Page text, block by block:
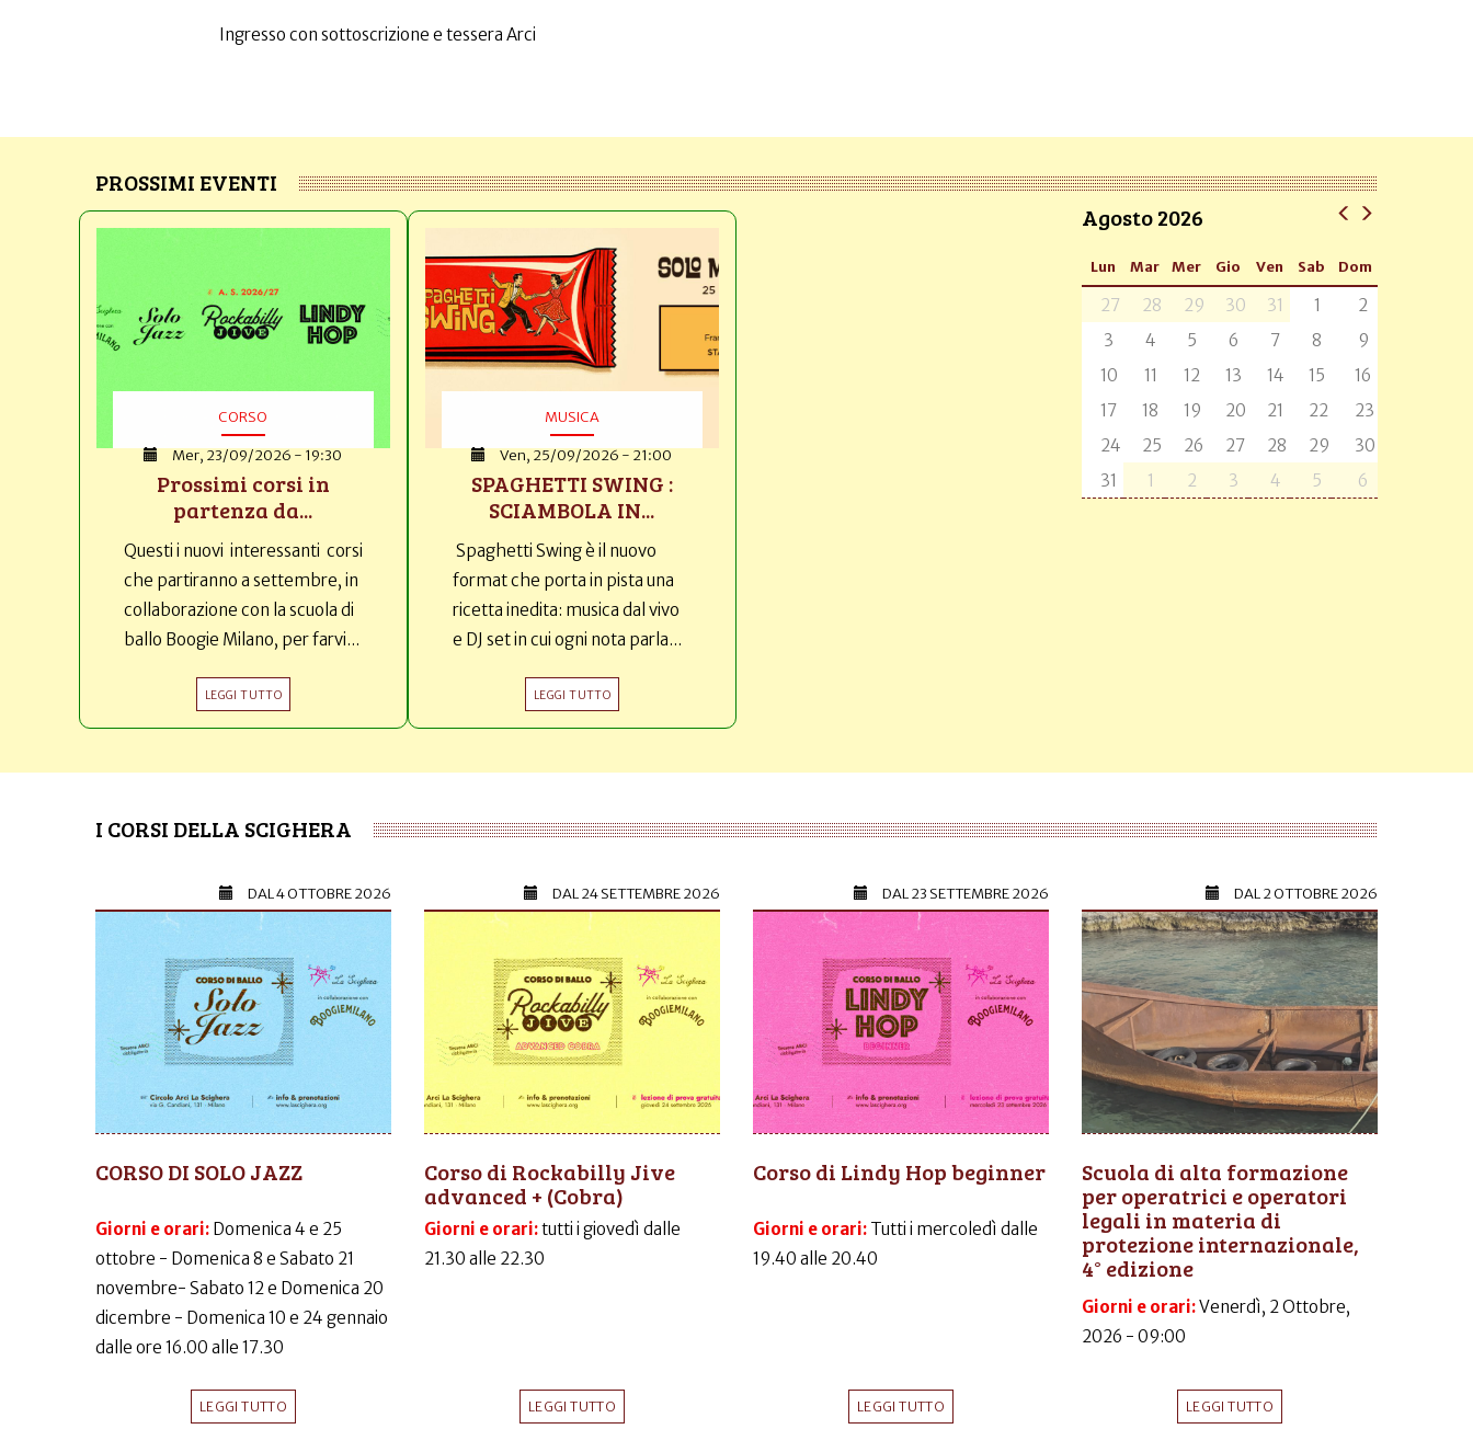
Ingresso con sottoscrizione e tessera Arci
PROSSIMI EVENTI
CORSO
Mer, 23/09/2026 - 19:30
Prossimi corsi in
partenza da...
Questi i nuovi interessanti corsi
che partiranno a settembre, in
collaborazione con la scuola di
ballo Boogie Milano, per farvi...
LEGGI TUTTO
MUSICA
Ven, 25/09/2026 - 21:00
SPAGHETTI SWING :
SCIAMBOLA IN...
Spaghetti Swing è il nuovo
format che porta in pista una
ricetta inedita: musica dal vivo
e DJ set in cui ogni nota parla...
LEGGI TUTTO
Agosto 2026
Lun Mar Mer Gio Ven Sab Dom
27 28 29 30 31 1
2
3
4 5 6 7 8
9
10
11 12 13 14 15
16
17
18 19 20 21 22
23
24
25 26 27 28 29
30
31
1 2 3 4 5 6
I CORSI DELLA SCIGHERA
DAL4 OTTOBRE 2026
CORSO DI SOLO JAZZ
Giorni e orari: Domenica 4 e 25
ottobre - Domenica 8 e Sabato 21
novembre- Sabato 12 e Domenica 20
dicembre - Domenica 10 e 24 gennaio
dalle ore 16.00 alle 17.30
LEGGI TUTTO
DAL24 SETTEMBRE 2026
Corso di Rockabilly Jive
advanced + (Cobra)
Giorni e orari:tutti i giovedì dalle
21.30 alle 22.30
LEGGI TUTTO
DAL23 SETTEMBRE 2026
Corso di Lindy Hop beginner
Giorni e orari: Tutti i mercoledì dalle
19.40 alle 20.40
LEGGI TUTTO
DAL2 OTTOBRE 2026
Scuola di alta formazione
per operatrici e operatori
legali in materia di
protezione internazionale,
4° edizione
Giorni e orari:Venerdì, 2 Ottobre,
2026 - 09:00
LEGGI TUTTO